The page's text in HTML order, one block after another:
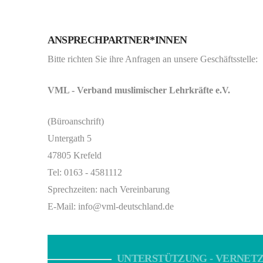
ANSPRECHPARTNER*INNEN
Bitte richten Sie ihre Anfragen an unsere Geschäftsstelle:
VML - Verband muslimischer Lehrkräfte e.V.
(Büroanschrift)
Untergath 5
47805 Krefeld
Tel: 0163 - 4581112
Sprechzeiten: nach Vereinbarung
E-Mail: info@vml-deutschland.de
UNTERSTÜTZUNG -